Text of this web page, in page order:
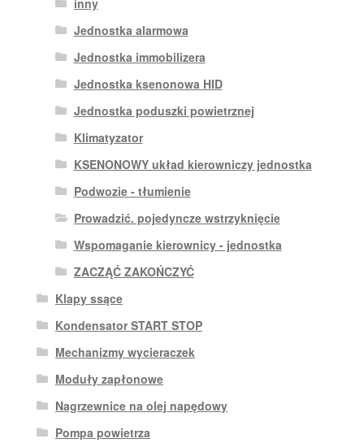
Jednostka alarmowa
Jednostka immobilizera
Jednostka ksenonowa HID
Jednostka poduszki powietrznej
Klimatyzator
KSENONOWY układ kierowniczy jednostka
Podwozie - tłumienie
Prowadzić. pojedyncze wstrzyknięcie
Wspomaganie kierownicy - jednostka
ZACZĄĆ ZAKOŃCZYĆ
Klapy ssące
Kondensator START STOP
Mechanizmy wycieraczek
Moduły zapłonowe
Nagrzewnice na olej napędowy
Pompa powietrza